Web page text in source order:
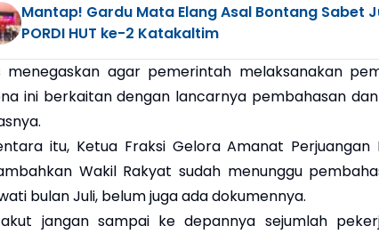
Mantap! Gardu Mata Elang Asal Bontang Sabet
PORDI HUT ke-2 Katakaltim
menegaskan agar pemerintah melaksanakan
ini berkaitan dengan lancarnya pembahasan
itu, Ketua Fraksi Gelora Amanat Perjuangan
Wakil Rakyat sudah menunggu
bulan Juli, belum juga ada dokumennya.
jangan sampai ke depannya sejumlah